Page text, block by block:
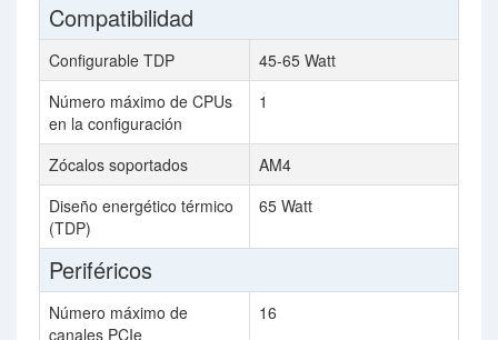
Compatibilidad
Configurable TDP
45-65 Watt
Número máximo de CPUs
en la configuración
1
Zócalos soportados
AM4
Diseño energético térmico
(TDP)
65 Watt
Periféricos
Número máximo de
canales PCIe
16